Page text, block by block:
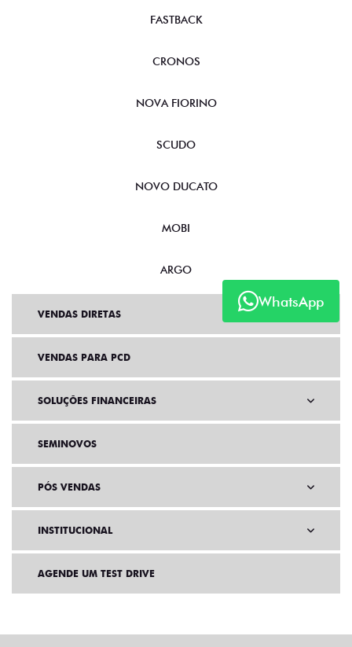
WhatsApp
FASTBACK
CRONOS
NOVA FIORINO
SCUDO
NOVO DUCATO
MOBI
ARGO
VENDAS DIRETAS
VENDAS PARA PCD
SOLUÇÕES FINANCEIRAS
SEMINOVOS
PÓS VENDAS
INSTITUCIONAL
AGENDE UM TEST DRIVE